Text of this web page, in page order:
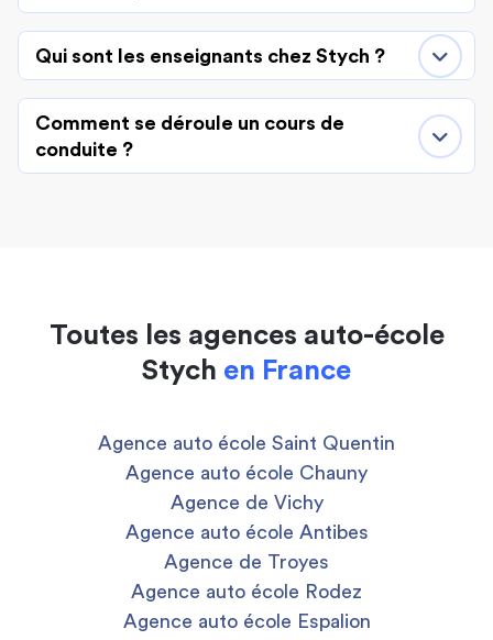
Qui sont les enseignants chez Stych ?
Comment se déroule un cours de
conduite ?
Toutes les agences auto-école
Stych en France
Agence auto école Saint Quentin
Agence auto école Chauny
Agence de Vichy
Agence auto école Antibes
Agence de Troyes
Agence auto école Rodez
Agence auto école Espalion